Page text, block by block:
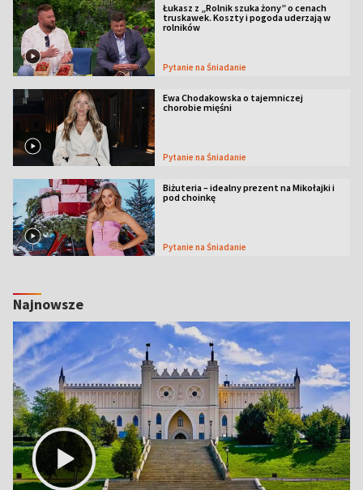
Łukasz z „Rolnik szuka żony” o cenach
truskawek. Koszty i pogoda uderzają w
rolników
Pytanie na Śniadanie
Ewa Chodakowska o tajemniczej
chorobie mięśni
Pytanie na Śniadanie
Biżuteria – idealny prezent na Mikołajki i
pod choinkę
Pytanie na Śniadanie
Najnowsze